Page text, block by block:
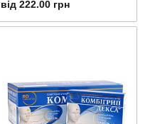
від 222.00 грн